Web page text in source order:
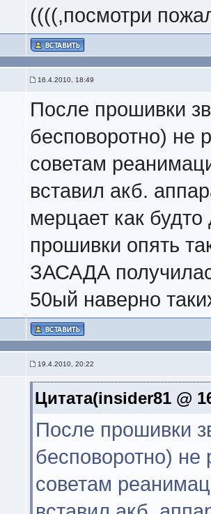
((((,посмотри
16.4.2010, 18:49
После прошивки
бесповоротно) не
советам
вставил акб.
мерцает как
прошивки опять
ЗАСАДА
50ый наверно
19.4.2010, 20:22
Цитата(insider81 @
После прошивки
бесповоротно) не
советам